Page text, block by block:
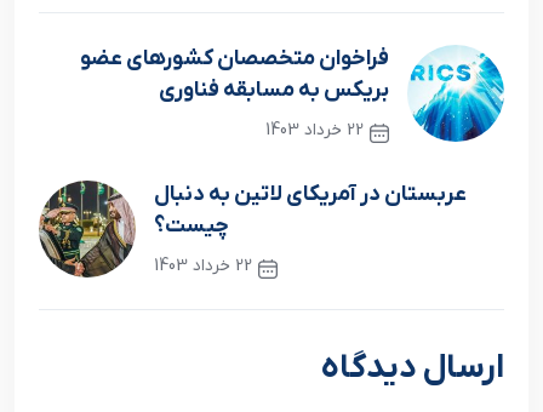
فراخوان متخصصان کشورهای عضو
بریکس به مسابقه فناوری
22 خرداد 1403
عربستان در آمریکای لاتین به دنبال
چیست؟
22 خرداد 1403
نوشته بعدی
ارسال دیدگاه